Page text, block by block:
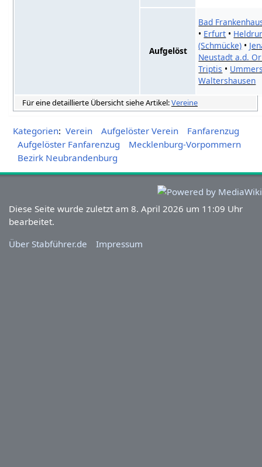
Aufgelöst
Bad
• Erfurt •
(Schmücke) •
Neustadt a.d.
Triptis •
Waltershausen
Für eine detaillierte Übersicht siehe Artikel:Vereine
Kategorien: Verein Aufgelöster Verein
Fanfarenzug
Aufgelöster Fanfarenzug
Mecklenburg-Vorpommern
Bezirk Neubrandenburg
Diese Seite wurde zuletzt am 8. April 2026 um 11:09 Uhr
bearbeitet.
Über Stabführer.de
Impressum